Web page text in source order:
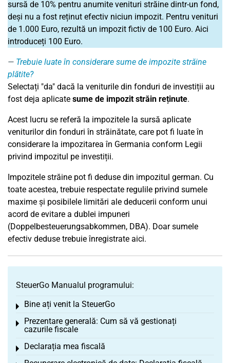
sursă de 10% pentru anumite venituri străine dintr-un fond,
deși nu a fost reținut efectiv niciun impozit. Pentru venituri
de 1.000 Euro, rezultă un impozit fictiv de 100 Euro. Aici
introduceți 100 Euro.
Trebuie luate în considerare sume de impozite străine
plătite?
Selectați "da" dacă la veniturile din fonduri de investiții au
fost deja aplicate sume de impozit străin reținute.
Acest lucru se referă la impozitele la sursă aplicate
veniturilor din fonduri în străinătate, care pot fi luate în
considerare la impozitarea în Germania conform Legii
privind impozitul pe investiții.
Impozitele străine pot fi deduse din impozitul german. Cu
toate acestea, trebuie respectate regulile privind sumele
maxime și posibilele limitări ale deducerii conform unui
acord de evitare a dublei impuneri
(Doppelbesteuerungsabkommen, DBA). Doar sumele
efectiv deduse trebuie înregistrate aici.
SteuerGo Manualul programului:
Bine ați venit la SteuerGo
Toggle menu
Prezentare generală: Cum să vă gestionați
cazurile fiscale
Toggle menu
Declarația mea fiscală
Toggle menu